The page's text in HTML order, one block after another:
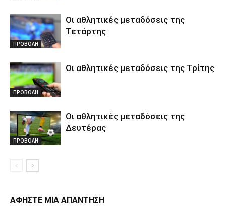
ΠΡΟΒΟΛΗ
Οι αθλητικές μεταδόσεις της
Τετάρτης
ΠΡΟΒΟΛΗ
Οι αθλητικές μεταδόσεις της Τρίτης
ΠΡΟΒΟΛΗ
Οι αθλητικές μεταδόσεις της
Δευτέρας
ΑΦΗΣΤΕ ΜΙΑ ΑΠΑΝΤΗΣΗ